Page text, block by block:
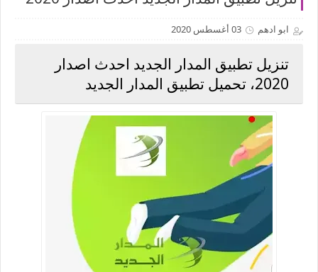
ابو ادهم 03 أغسطس 2020
تنزيل تطبيق المدار الجديد احدث اصدار
2020، تحميل تطبيق المدار الجديد